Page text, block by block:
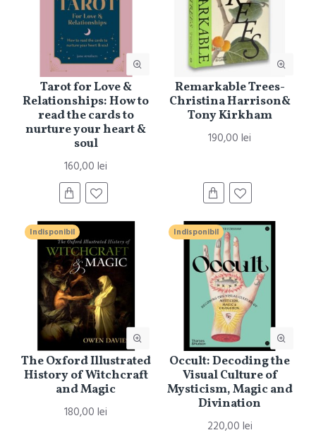
Tarot for Love &
Relationships: How to
read the cards to
nurture your heart &
soul
160,00 lei
Remarkable Trees-
Christina Harrison&
Tony Kirkham
190,00 lei
Indisponibil
The Oxford Illustrated
History of Witchcraft
and Magic
180,00 lei
Indisponibil
Occult: Decoding the
Visual Culture of
Mysticism, Magic and
Divination
220,00 lei